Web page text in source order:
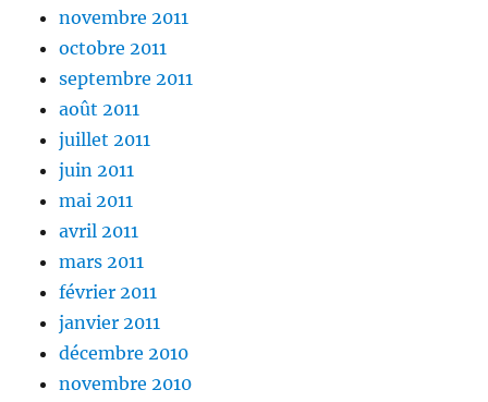
novembre 2011
octobre 2011
septembre 2011
août 2011
juillet 2011
juin 2011
mai 2011
avril 2011
mars 2011
février 2011
janvier 2011
décembre 2010
novembre 2010